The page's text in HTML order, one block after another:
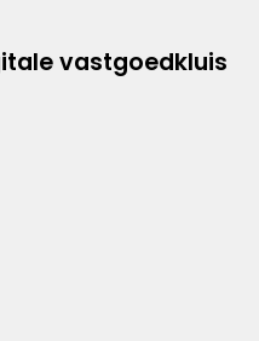
vastgoedkluis